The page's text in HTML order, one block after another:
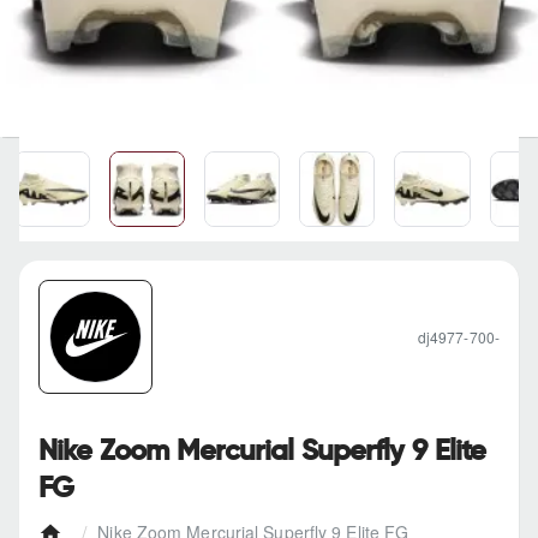
Nike Zoom Mercurial Superfly 9 Elite FG
Nike Zoom Mercurial Superfly 9 Elite
FG
dj4977-700-